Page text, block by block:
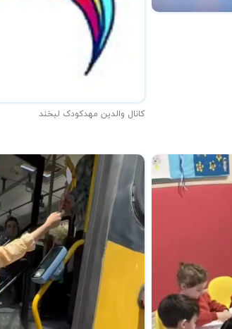
کانال والدین مهدکودک لبخند